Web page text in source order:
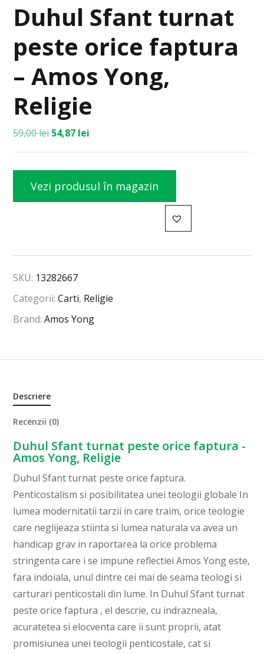
Duhul Sfant turnat
peste orice faptura
– Amos Yong,
Religie
59,00lei 54,87 lei
Vezi produsul în magazin
SKU: 13282667
Categorii:Carti, Religie
Brand:Amos Yong
Descriere
Recenzii (0)
Duhul Sfant turnat peste orice faptura -
Amos Yong, Religie
Duhul Sfant turnat peste orice faptura.
Penticostalism si posibilitatea unei teologii globale In
lumea modernitatii tarzii in care traim, orice teologie
care neglijeaza stiinta si lumea naturala va avea un
handicap grav in raportarea la orice problema
stringenta care i se impune reflectiei Amos Yong este,
fara indoiala, unul dintre cei mai de seama teologi si
carturari penticostali din lume. In Duhul Sfant turnat
peste orice faptura , el descrie, cu indrazneala,
acuratetea si elocventa care ii sunt proprii, atat
promisiunea unei teologii penticostale, cat si